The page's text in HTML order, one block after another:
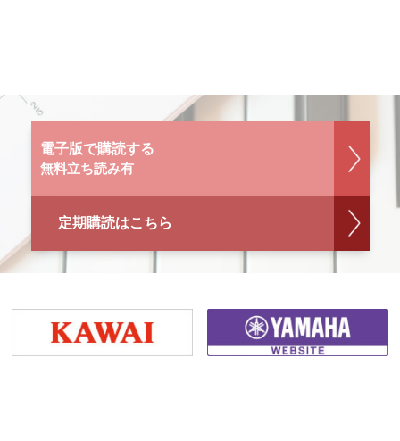
電子版で購読する
無料立ち読み有
定期購読はこちら